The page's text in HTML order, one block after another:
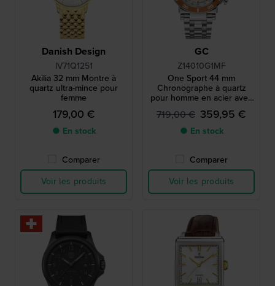
Danish Design
IV71Q1251
Akilia 32 mm Montre à
quartz ultra-mince pour
femme
179,00 €
● En stock
Comparer
Voir les produits
GC
Z14010G1MF
One Sport 44 mm
Chronographe à quartz
pour homme en acier avec
mouvement suisse
719,00 € 359,95 €
● En stock
Comparer
Voir les produits